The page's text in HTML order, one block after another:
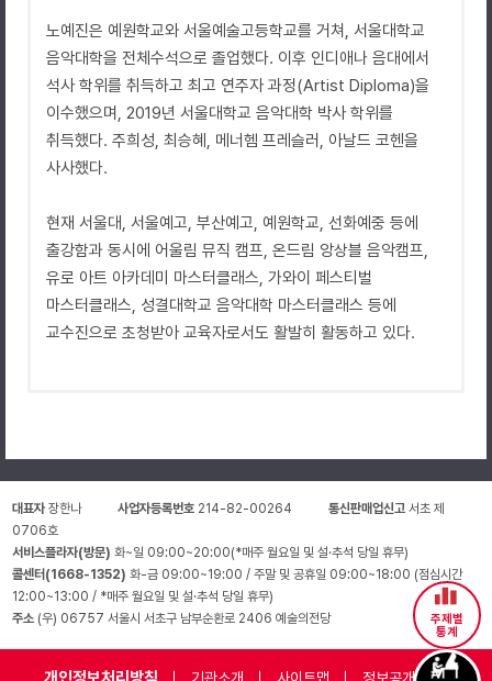
노예진은 예원학교와 서울예술고등학교를 거쳐, 서울대학교
음악대학을 전체수석으로 졸업했다. 이후 인디애나 음대에서
석사 학위를 취득하고 최고 연주자 과정(Artist Diploma)을
이수했으며, 2019년 서울대학교 음악대학 박사 학위를
취득했다. 주희성, 최승혜, 메너헴 프레슬러, 아날드 코헨을
사사했다.
현재 서울대, 서울예고, 부산예고, 예원학교, 선화예중 등에
출강함과 동시에 어울림 뮤직 캠프, 온드림 앙상블 음악캠프,
유로 아트 아카데미 마스터클래스, 가와이 페스티벌
마스터클래스, 성결대학교 음악대학 마스터클래스 등에
교수진으로 초청받아 교육자로서도 활발히 활동하고 있다.
주제별
통계
대표자장한나 사업자등록번호 214-82-00264 통신판매업신고서초 제
0706호
서비스플라자(방문)화~일 09:00~20:00(*매주 월요일 및 설·추석 당일 휴무)
콜센터(1668-1352)화-금 09:00~19:00 / 주말 및 공휴일 09:00~18:00 (점심시간
12:00~13:00 / *매주 월요일 및 설·추석 당일 휴무)
주소 (우) 06757 서울시 서초구 남부순환로 2406 예술의전당
기관소개 사이트맵 정보공개